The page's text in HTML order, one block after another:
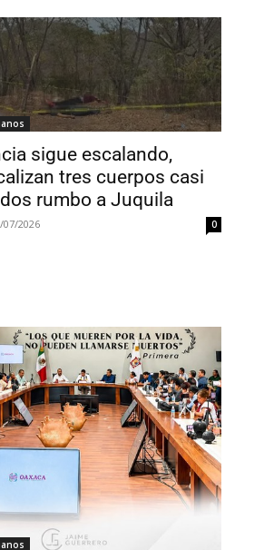
sigue escalando,
tres cuerpos casi
rumbo a Juquila
07/2026 0